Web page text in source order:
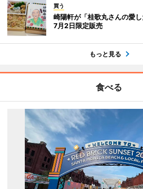
買う
崎陽軒が「桂歌丸さんの愛
7月2日限定販売
もっと見る
食べる